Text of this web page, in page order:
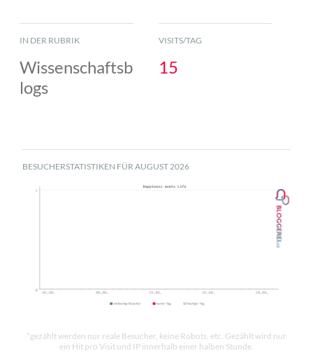
IN DER RUBRIK
Wissenschaftsb
logs
VISITS/TAG
15
BESUCHERSTATISTIKEN FÜR AUGUST 2026
*gezählt werden nur reale Besucher, keine Robots, etc. Gezählt wird nur
ein Hit pro Visit und IP innerhalb einer halben Stunde.